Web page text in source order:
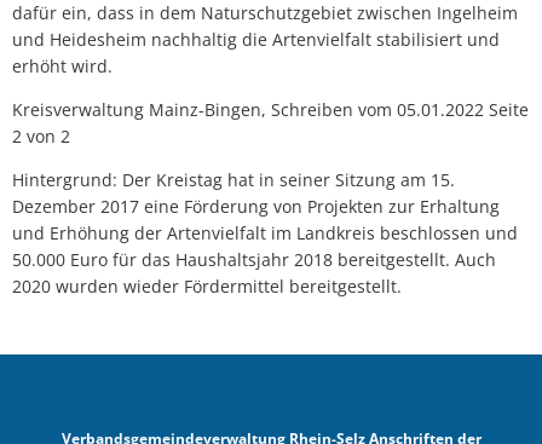
dafür ein, dass in dem Naturschutzgebiet zwischen Ingelheim
und Heidesheim nachhaltig die Artenvielfalt stabilisiert und
erhöht wird.
Kreisverwaltung Mainz-Bingen, Schreiben vom 05.01.2022 Seite
2 von 2
Hintergrund: Der Kreistag hat in seiner Sitzung am 15.
Dezember 2017 eine Förderung von Projekten zur Erhaltung
und Erhöhung der Artenvielfalt im Landkreis beschlossen und
50.000 Euro für das Haushaltsjahr 2018 bereitgestellt. Auch
2020 wurden wieder Fördermittel bereitgestellt.
Verbandsgemeindeverwaltung Rhein-Selz Anschriften der